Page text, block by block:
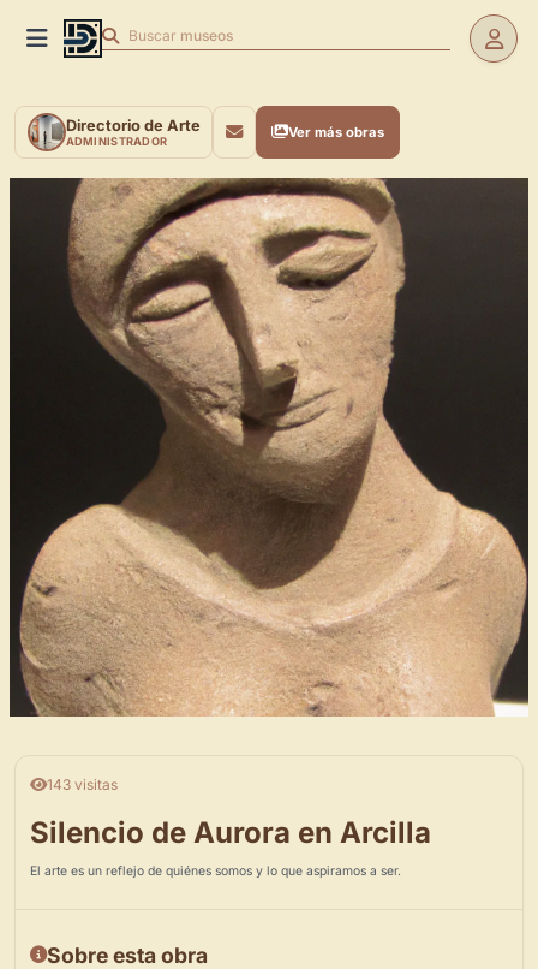
Buscar museos
Directorio de Arte
ADMINISTRADOR
Ver más obras
143 visitas
Silencio de Aurora en Arcilla
El arte es un reflejo de quiénes somos y lo que aspiramos a ser.
Sobre esta obra